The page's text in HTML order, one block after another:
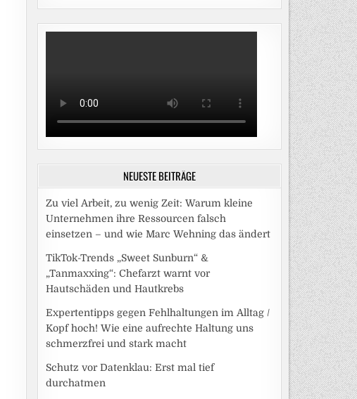
NEUESTE BEITRÄGE
Zu viel Arbeit, zu wenig Zeit: Warum kleine
Unternehmen ihre Ressourcen falsch
einsetzen – und wie Marc Wehning das ändert
TikTok-Trends „Sweet Sunburn“ &
„Tanmaxxing“: Chefarzt warnt vor
Hautschäden und Hautkrebs
Expertentipps gegen Fehlhaltungen im Alltag /
Kopf hoch! Wie eine aufrechte Haltung uns
schmerzfrei und stark macht
Schutz vor Datenklau: Erst mal tief
durchatmen